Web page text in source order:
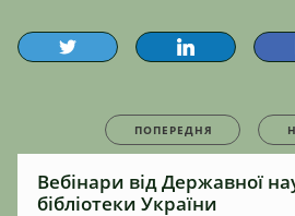
ПОПЕРЕДНЯ
Вебінари від Державної
бібліотеки України